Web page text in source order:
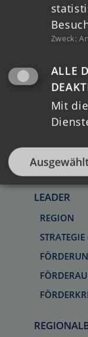
TERMINE
LAG
LAG
LEADER
REGION
STRATEGIE
Zweck:
ALLE
Mit